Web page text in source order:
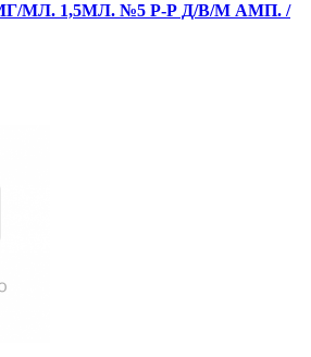
МЛ. 1,5МЛ. №5 Р-Р Д/В/М АМП. /